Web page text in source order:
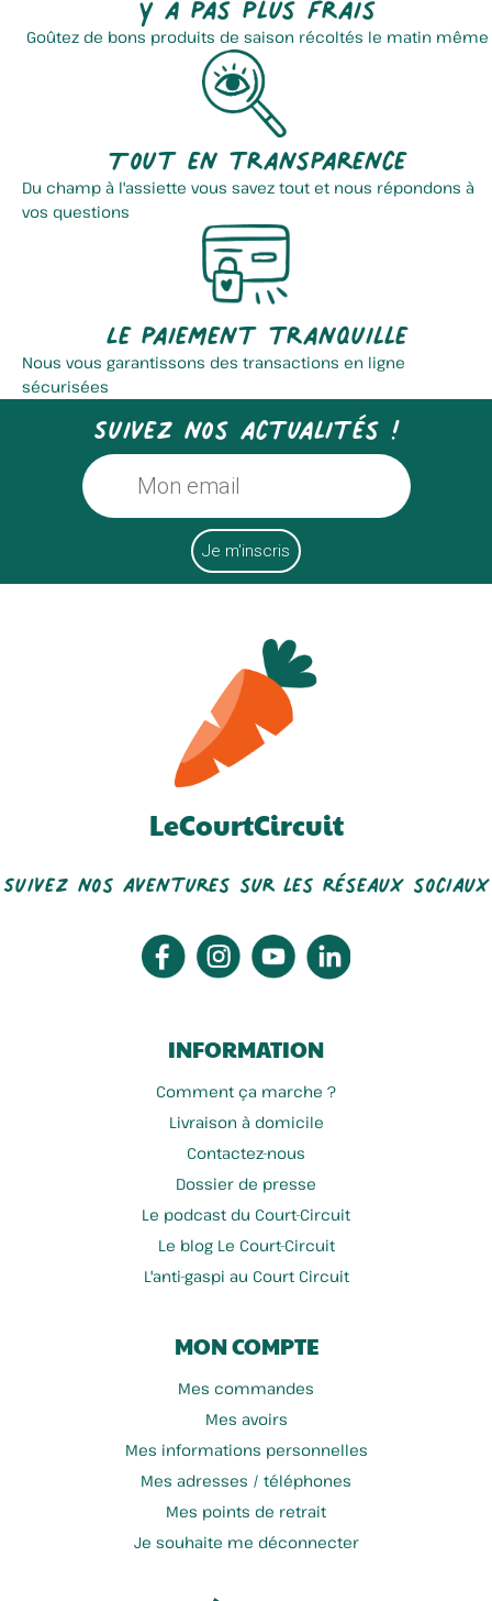
Goûtez de bons produits de saison récoltés le matin même
Tout en transparence
Du champ à l'assiette vous savez tout et nous répondons à
vos questions
Le paiement tranquille
Nous vous garantissons des transactions en ligne
sécurisées
Suivez nos actualités !
LeCourtCircuit
Suivez nos aventures sur les réseaux sociaux
INFORMATION
Comment ça marche ?
Livraison à domicile
Contactez-nous
Dossier de presse
Le podcast du Court-Circuit
Le blog Le Court-Circuit
L'anti-gaspi au Court Circuit
MON COMPTE
Mes commandes
Mes avoirs
Mes informations personnelles
Mes adresses / téléphones
Mes points de retrait
Je souhaite me déconnecter